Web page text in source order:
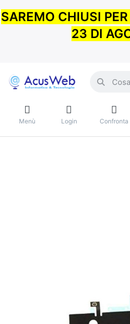
SAREMO CHIUSI
23 DI
Menù Login Confronta